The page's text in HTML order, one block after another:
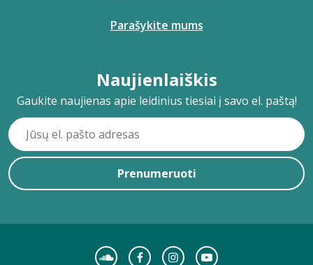
Parašykite mums
Naujienlaiškis
Gaukite naujienas apie leidinius tiesiai į savo el. paštą!
Prenumeruoti